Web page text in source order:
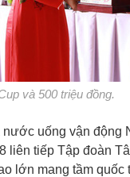
và 500 triệu đồng.
uống vận động
liên tiếp Tập đoàn
lớn mang tầm